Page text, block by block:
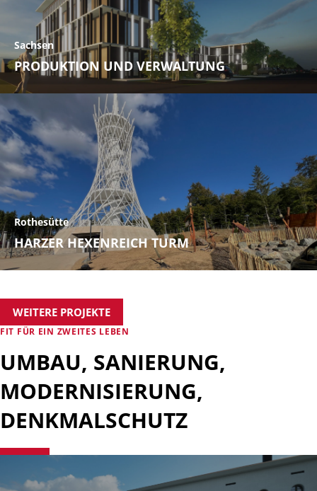
Sachsen
PRODUKTION UND VERWALTUNG
Rothesütte
HARZER HEXENREICH TURM
WEITERE PROJEKTE
FIT FÜR EIN ZWEITES LEBEN
UMBAU, SANIERUNG,
MODERNISIERUNG,
DENKMALSCHUTZ